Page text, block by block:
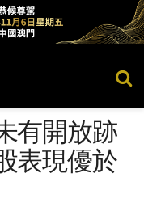
有開放跡
表現優於